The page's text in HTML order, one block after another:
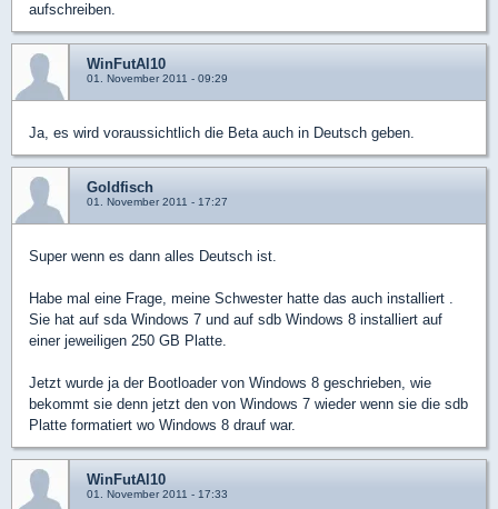
aufschreiben.
WinFutAl10
01. November 2011 - 09:29
Ja, es wird voraussichtlich die Beta auch in Deutsch geben.
Goldfisch
01. November 2011 - 17:27
Super wenn es dann alles Deutsch ist.
Habe mal eine Frage, meine Schwester hatte das auch installiert .
Sie hat auf sda Windows 7 und auf sdb Windows 8 installiert auf
einer jeweiligen 250 GB Platte.
Jetzt wurde ja der Bootloader von Windows 8 geschrieben, wie
bekommt sie denn jetzt den von Windows 7 wieder wenn sie die sdb
Platte formatiert wo Windows 8 drauf war.
WinFutAl10
01. November 2011 - 17:33